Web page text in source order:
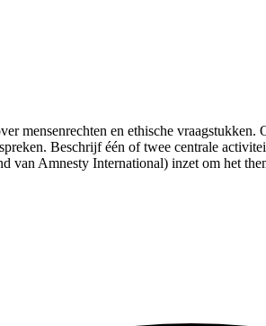
mensenrechten en ethische
Beschrijf één of twee centrale
van Amnesty International) inzet om het